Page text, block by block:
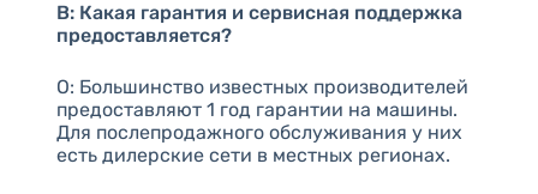
В: Какая гарантия и сервисная поддержка
предоставляется?
О: Большинство известных производителей
предоставляют 1 год гарантии на машины.
Для послепродажного обслуживания у них
есть дилерские сети в местных регионах.